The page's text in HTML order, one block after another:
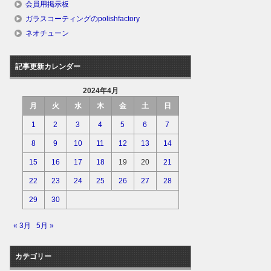
会員用掲示板
ガラスコーティングのpolishfactory
ネオチューン
記事更新カレンダー
2024年4月
月
火 水 木 金 土 日
1 2 3 4 5 6 7
8 9 10 11 12 13 14
15 16 17 18 19 20 21
22 23 24 25 26 27 28
29 30
« 3月 5月 »
カテゴリー